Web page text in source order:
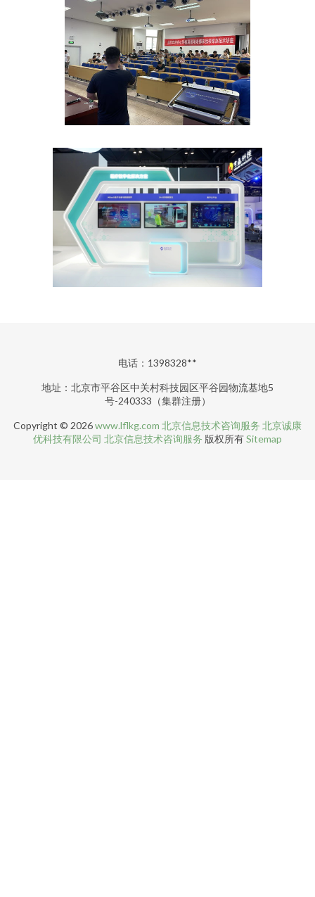
电话：1398328**
地址：北京市平谷区中关村科技园区平谷园物流基地5
号-240333（集群注册）
Copyright © 2026www.lflkg.com 北京信息技术咨询服务 北京诚康
优科技有限公司 北京信息技术咨询服务 版权所有Sitemap